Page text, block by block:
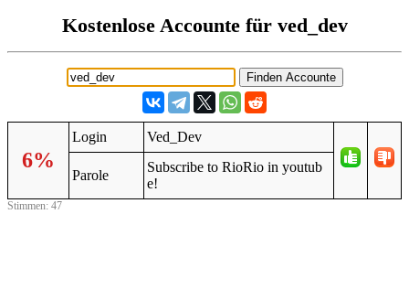
Kostenlose Accounte für ved_dev
6%
Login Ved_Dev
Parole
Subscribe to RioRio in youtub
e!
Stimmen: 47